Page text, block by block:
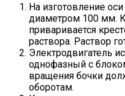
На изготовление
диаметром 100 мм.
приваривается
раствора. Раствор
Электродвигатель
однофазный с
вращения бочки
оборотам.